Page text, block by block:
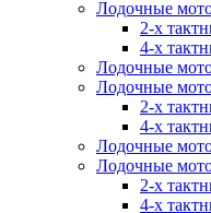
Лодочные
2-х
4-х
Лодочные
Лодочные
2-х
4-х
Лодочные
Лодочные
2-х
4-х